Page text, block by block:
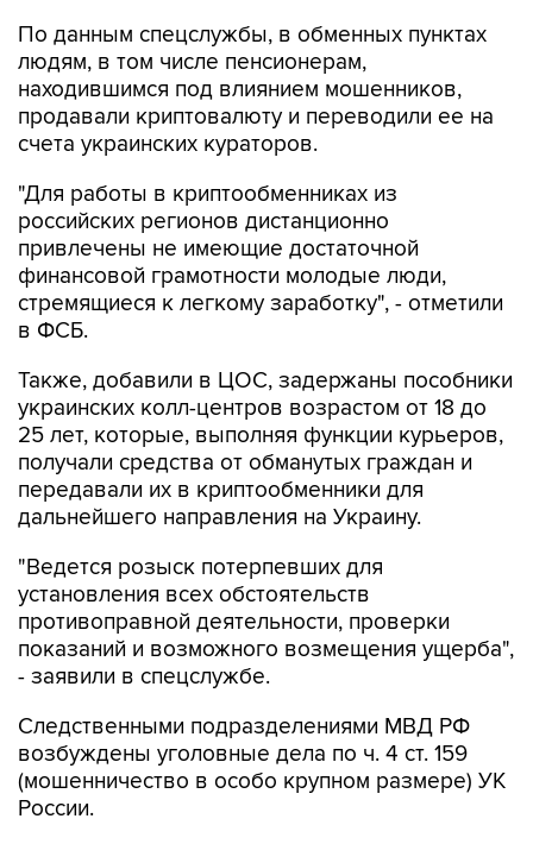
По данным спецслужбы, в обменных пунктах
людям, в том числе пенсионерам,
находившимся под влиянием мошенников,
продавали криптовалюту и переводили ее на
счета украинских кураторов.
"Для работы в криптообменниках из
российских регионов дистанционно
привлечены не имеющие достаточной
финансовой грамотности молодые люди,
стремящиеся к легкому заработку", - отметили
в ФСБ.
Также, добавили в ЦОС, задержаны пособники
украинских колл-центров возрастом от 18 до
25 лет, которые, выполняя функции курьеров,
получали средства от обманутых граждан и
передавали их в криптообменники для
дальнейшего направления на Украину.
"Ведется розыск потерпевших для
установления всех обстоятельств
противоправной деятельности, проверки
показаний и возможного возмещения ущерба",
- заявили в спецслужбе.
Следственными подразделениями МВД РФ
возбуждены уголовные дела по ч. 4 ст. 159
(мошенничество в особо крупном размере) УК
России.